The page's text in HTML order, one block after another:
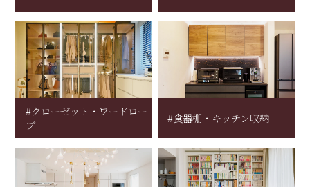
#クローゼット・ワードロー
ブ
#食器棚・キッチン収納